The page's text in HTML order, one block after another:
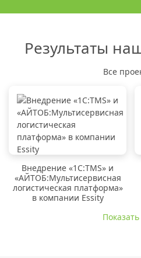
Результаты
Все
Внедрение «1C:TMS» и
«АЙТОБ:Мультисервисная
логистическая платформа»
в компании Essity